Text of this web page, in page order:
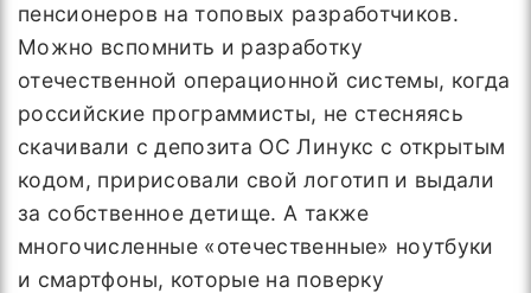
пенсионеров на топовых разработчиков.
Можно вспомнить и разработку
отечественной операционной системы, когда
российские программисты, не стесняясь
скачивали с депозита ОС Линукс с открытым
кодом, пририсовали свой логотип и выдали
за собственное детище. А также
многочисленные «отечественные» ноутбуки
и смартфоны, которые на поверку